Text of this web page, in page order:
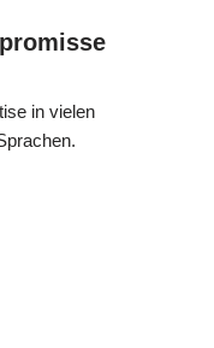
in vielen